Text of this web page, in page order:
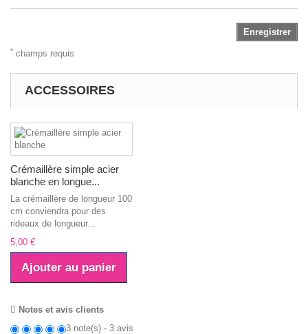
Enregistrer
* champs requis
ACCESSOIRES
Crémaillère simple acier
blanche en longue...
La crémaillère de longueur 100
cm conviendra pour des
rideaux de longueur...
5,00 €
Ajouter au panier
Notes et avis clients
3 note(s) - 3 avis